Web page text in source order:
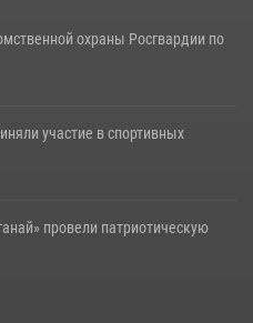
охраны Росгвардии по
участие в спортивных
провели патриотическую